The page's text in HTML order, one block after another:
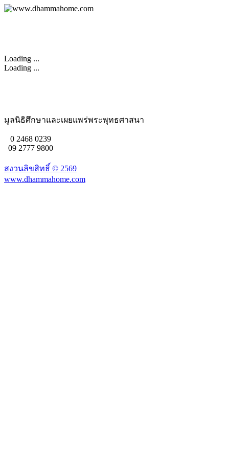
Loading ...
Loading ...
มูลนิธิศึกษาและเผยแพร่พระพุทธศาสนา
0 2468 0239
09 2777 9800
สงวนลิขสิทธิ์ © 2569
www.dhammahome.com